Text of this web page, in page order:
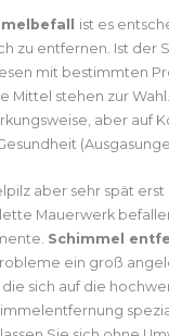
ist es
zu entfernen. Ist der
mit bestimmten
Mittel stehen zur
aber auf
aber sehr spät
Mauerwerk
Schimmel
ein groß
sich auf die